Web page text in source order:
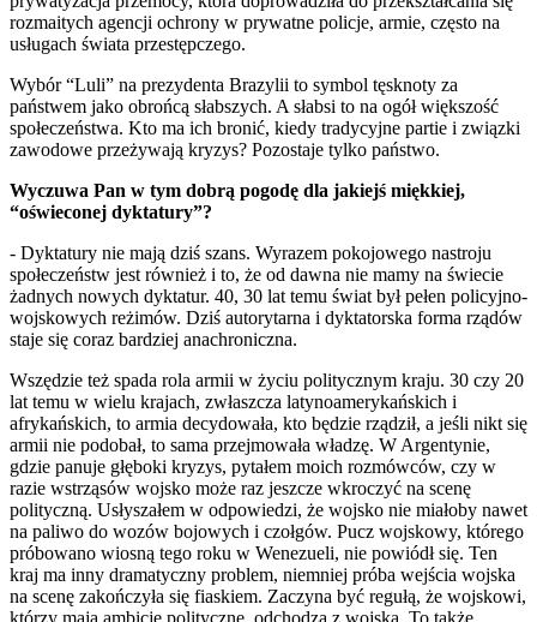
rozmaitych agencji ochrony w prywatne policje, armie, często na
usługach świata przestępczego.
Wybór “Luli” na prezydenta Brazylii to symbol tęsknoty za
państwem jako obrońcą słabszych. A słabsi to na ogół większość
społeczeństwa. Kto ma ich bronić, kiedy tradycyjne partie i związki
zawodowe przeżywają kryzys? Pozostaje tylko państwo.
Wyczuwa Pan w tym dobrą pogodę dla jakiejś miękkiej,
“oświeconej dyktatury”?
- Dyktatury nie mają dziś szans. Wyrazem pokojowego nastroju
społeczeństw jest również i to, że od dawna nie mamy na świecie
żadnych nowych dyktatur. 40, 30 lat temu świat był pełen policyjno-
wojskowych reżimów. Dziś autorytarna i dyktatorska forma rządów
staje się coraz bardziej anachroniczna.
Wszędzie też spada rola armii w życiu politycznym kraju. 30 czy 20
lat temu w wielu krajach, zwłaszcza latynoamerykańskich i
afrykańskich, to armia decydowała, kto będzie rządził, a jeśli nikt się
armii nie podobał, to sama przejmowała władzę. W Argentynie,
gdzie panuje głęboki kryzys, pytałem moich rozmówców, czy w
razie wstrząsów wojsko może raz jeszcze wkroczyć na scenę
polityczną. Usłyszałem w odpowiedzi, że wojsko nie miałoby nawet
na paliwo do wozów bojowych i czołgów. Pucz wojskowy, którego
próbowano wiosną tego roku w Wenezueli, nie powiódł się. Ten
kraj ma inny dramatyczny problem, niemniej próba wejścia wojska
na scenę zakończyła się fiaskiem. Zaczyna być regułą, że wojskowi,
którzy mają ambicje polityczne, odchodzą z wojska. To także